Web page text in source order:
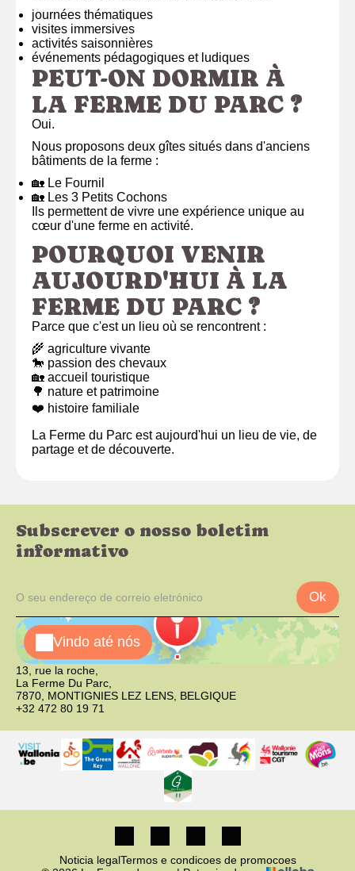
journées thématiques
visites immersives
activités saisonnières
événements pédagogiques et ludiques
PEUT-ON DORMIR À
LA FERME DU PARC ?
Oui.
Nous proposons deux gîtes situés dans d'anciens
bâtiments de la ferme :
🏡 Le Fournil
🏡 Les 3 Petits Cochons
Ils permettent de vivre une expérience unique au
cœur d'une ferme en activité.
POURQUOI VENIR
AUJOURD'HUI À LA
FERME DU PARC ?
Parce que c'est un lieu où se rencontrent :
🌾 agriculture vivante
🐎 passion des chevaux
🏡 accueil touristique
🌳 nature et patrimoine
❤️ histoire familiale
La Ferme du Parc est aujourd'hui un lieu de vie, de
partage et de découverte.
Subscrever o nosso boletim
informativo
Ok
Vindo até nós
13, rue la roche,
La Ferme Du Parc,
7870, MONTIGNIES LEZ LENS, BELGIQUE
+32 472 80 19 71
Noticia legalTermos e condicoes de promocoes